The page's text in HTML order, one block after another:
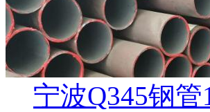
宁波Q345钢管